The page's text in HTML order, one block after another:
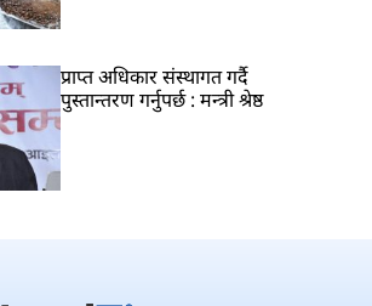
प्राप्त अधिकार संस्थागत गर्दै
पुस्तान्तरण गर्नुपर्छ : मन्त्री श्रेष्ठ